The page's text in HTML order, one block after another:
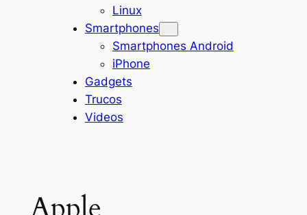
Linux
Smartphones
Smartphones Android
iPhone
Gadgets
Trucos
Videos